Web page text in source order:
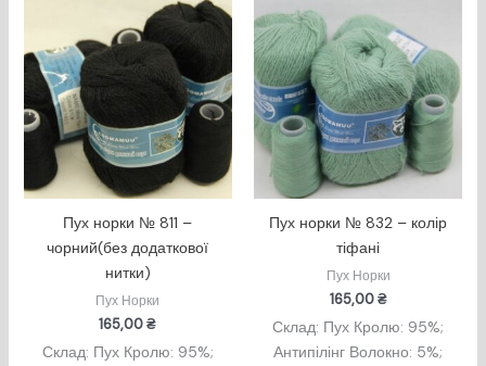
Пух норки № 811 –
чорний(без додаткової
нитки)
Пух Норки
165,00₴
Склад: Пух Кролю: 95%;
Пух норки № 832 – колір
тіфані
Пух Норки
165,00₴
Склад: Пух Кролю: 95%;
Антипілінг Волокно: 5%;